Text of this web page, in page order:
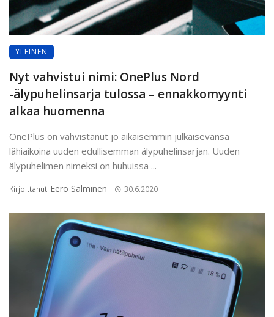
YLEINEN
Nyt vahvistui nimi: OnePlus Nord
-älypuhelinsarja tulossa – ennakkomyynti
alkaa huomenna
OnePlus on vahvistanut jo aikaisemmin julkaisevansa
lähiaikoina uuden edullisemman älypuhelinsarjan. Uuden
älypuhelimen nimeksi on huhuissa ...
Kirjoittanut Eero Salminen 30.6.2020